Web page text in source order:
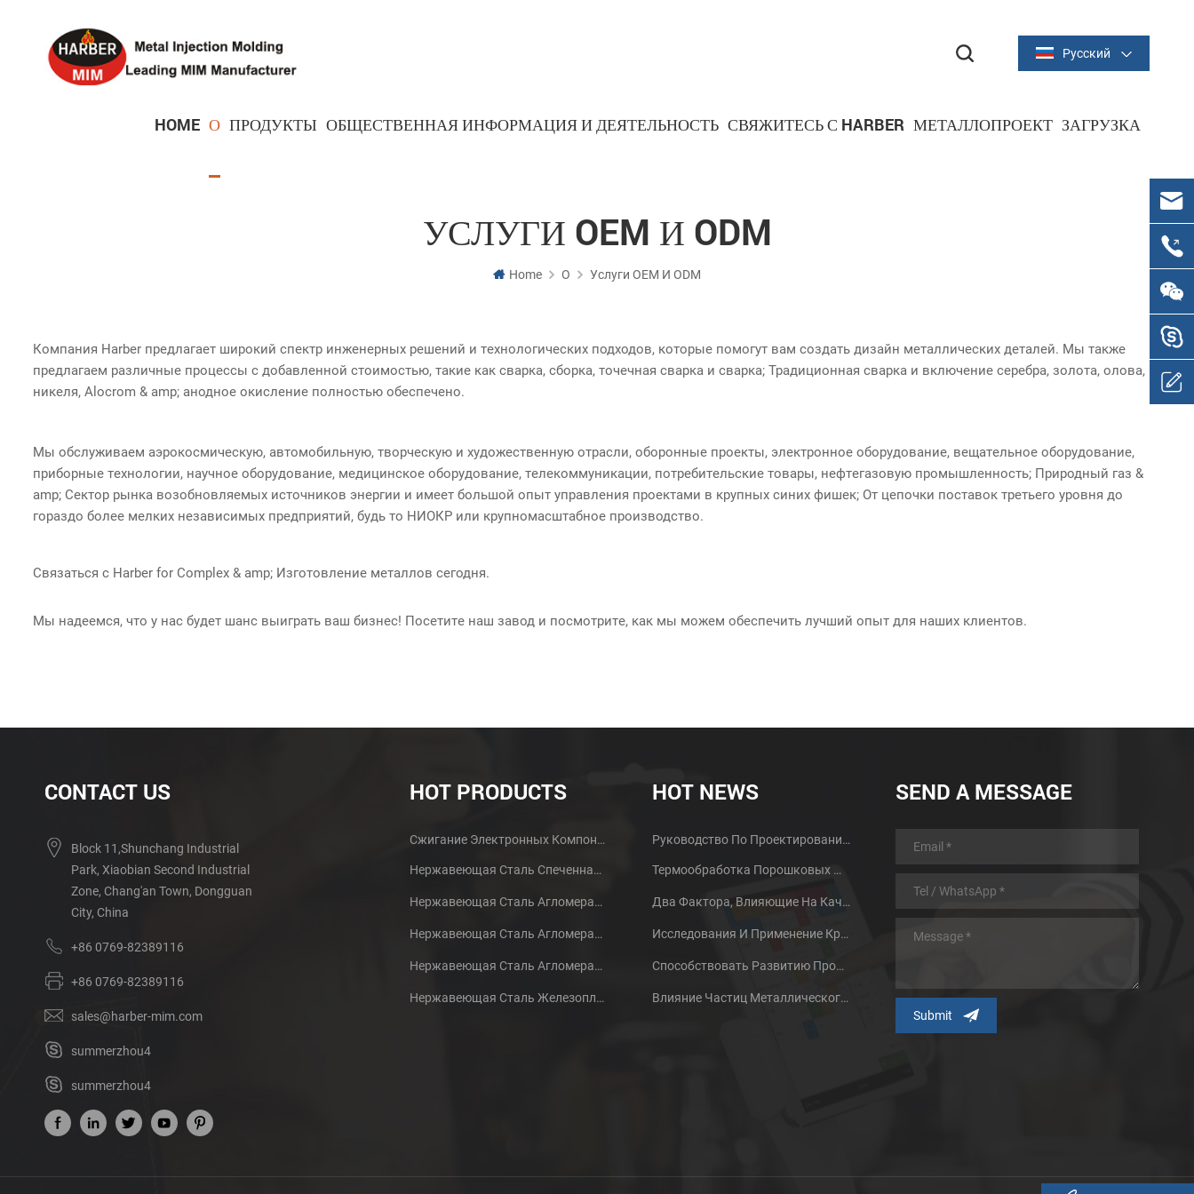
Русский
HOME О ПРОДУКТЫ ОБЩЕСТВЕННАЯ ИНФОРМАЦИЯ И ДЕЯТЕЛЬНОСТЬ СВЯЖИТЕСЬ С HARBER МЕТАЛЛОПРОЕКТ ЗАГРУЗКА
УСЛУГИ OEM И ODM
Home О Услуги OEM И ODM
Компания Harber предлагает широкий спектр инженерных решений и технологических подходов, которые помогут вам создать дизайн металлических деталей. Мы также
предлагаем различные процессы с добавленной стоимостью, такие как сварка, сборка, точечная сварка и сварка; Традиционная сварка и включение серебра, золота, олова,
никеля, Alocrom & amp; анодное окисление полностью обеспечено.
Мы обслуживаем аэрокосмическую, автомобильную, творческую и художественную отрасли, оборонные проекты, электронное оборудование, вещательное оборудование,
приборные технологии, научное оборудование, медицинское оборудование, телекоммуникации, потребительские товары, нефтегазовую промышленность; Природный газ &
amp; Сектор рынка возобновляемых источников энергии и имеет большой опыт управления проектами в крупных синих фишек; От цепочки поставок третьего уровня до
гораздо более мелких независимых предприятий, будь то НИОКР или крупномасштабное производство.
Связаться с Harber for Complex & amp; Изготовление металлов сегодня.
Мы надеемся, что у нас будет шанс выиграть ваш бизнес! Посетите наш завод и посмотрите, как мы можем обеспечить лучший опыт для наших клиентов.
CONTACT US
Block 11,Shunchang Industrial
Park, Xiaobian Second Industrial
Zone, Chang'an Town, Dongguan
City, China
+86 0769-82389116
+86 0769-82389116
sales@harber-mim.com
summerzhou4
summerzhou4
HOT PRODUCTS
Сжигание Электронных Компонентов MIM Металлических Деталей Корпуса Наушников
Нержавеющая Сталь Спеченная Порошковая Металлургическая Латунная Шестерня
Нержавеющая Сталь Агломерат Порошковый Металлургический Металлический Шестерня
Нержавеющая Сталь Агломерат Порошковый Металлургический Металлический Шестерня
Нержавеющая Сталь Агломерационный Порошок
Нержавеющая Сталь Железопластика
HOT NEWS
Руководство По Проектированию Деталей MIM И Преимущества
Термообработка Порошковых Металлов
Два Фактора, Влияющие На Качество Спекания Порошковой Металлургии
Исследования И Применение Крупного Литья Металла
Способствовать Развитию Процесса Формирования Металлического Порошка Путем Инъекций
Влияние Частиц Металлического Порошка И Методов Их Подготовки На Технологию MIM
SEND A MESSAGE